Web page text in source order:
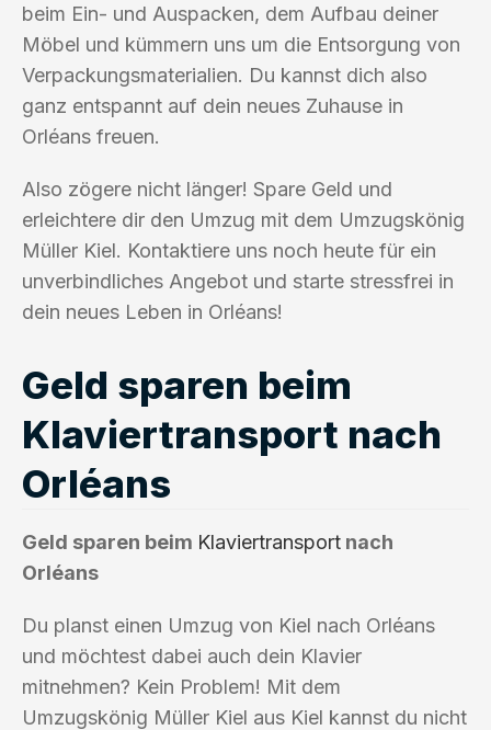
beim Ein- und Auspacken, dem Aufbau deiner
Möbel und kümmern uns um die Entsorgung von
Verpackungsmaterialien. Du kannst dich also
ganz entspannt auf dein neues Zuhause in
Orléans freuen.
Also zögere nicht länger! Spare Geld und
erleichtere dir den Umzug mit dem Umzugskönig
Müller Kiel. Kontaktiere uns noch heute für ein
unverbindliches Angebot und starte stressfrei in
dein neues Leben in Orléans!
Geld sparen beim
Klaviertransport nach
Orléans
Geld sparen beim Klaviertransport nach
Orléans
Du planst einen Umzug von Kiel nach Orléans
und möchtest dabei auch dein Klavier
mitnehmen? Kein Problem! Mit dem
Umzugskönig Müller Kiel aus Kiel kannst du nicht